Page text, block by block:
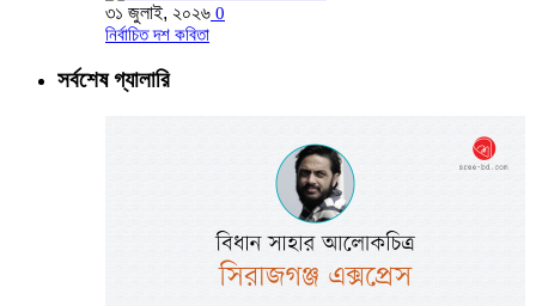
৩১ জুলাই, ২০২৬ 0
নির্বাচিত দশ কবিতা
সর্বশেষ গ্যালারি